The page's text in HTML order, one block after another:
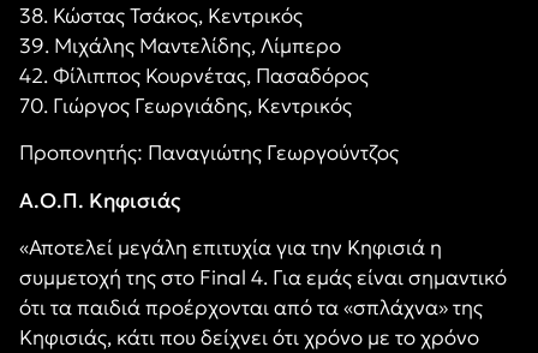
38. Κώστας Τσάκος, Κεντρικός
39. Μιχάλης Μαντελίδης, Λίμπερο
42. Φίλιππος Κουρνέτας, Πασαδόρος
70. Γιώργος Γεωργιάδης, Κεντρικός
Προπονητής: Παναγιώτης Γεωργούντζος
Α.Ο.Π. Κηφισιάς
«Αποτελεί μεγάλη επιτυχία για την Κηφισιά η
συμμετοχή της στο Final 4. Για εμάς είναι σημαντικό
ότι τα παιδιά προέρχονται από τα «σπλάχνα» της
Κηφισιάς, κάτι που δείχνει ότι χρόνο με το χρόνο